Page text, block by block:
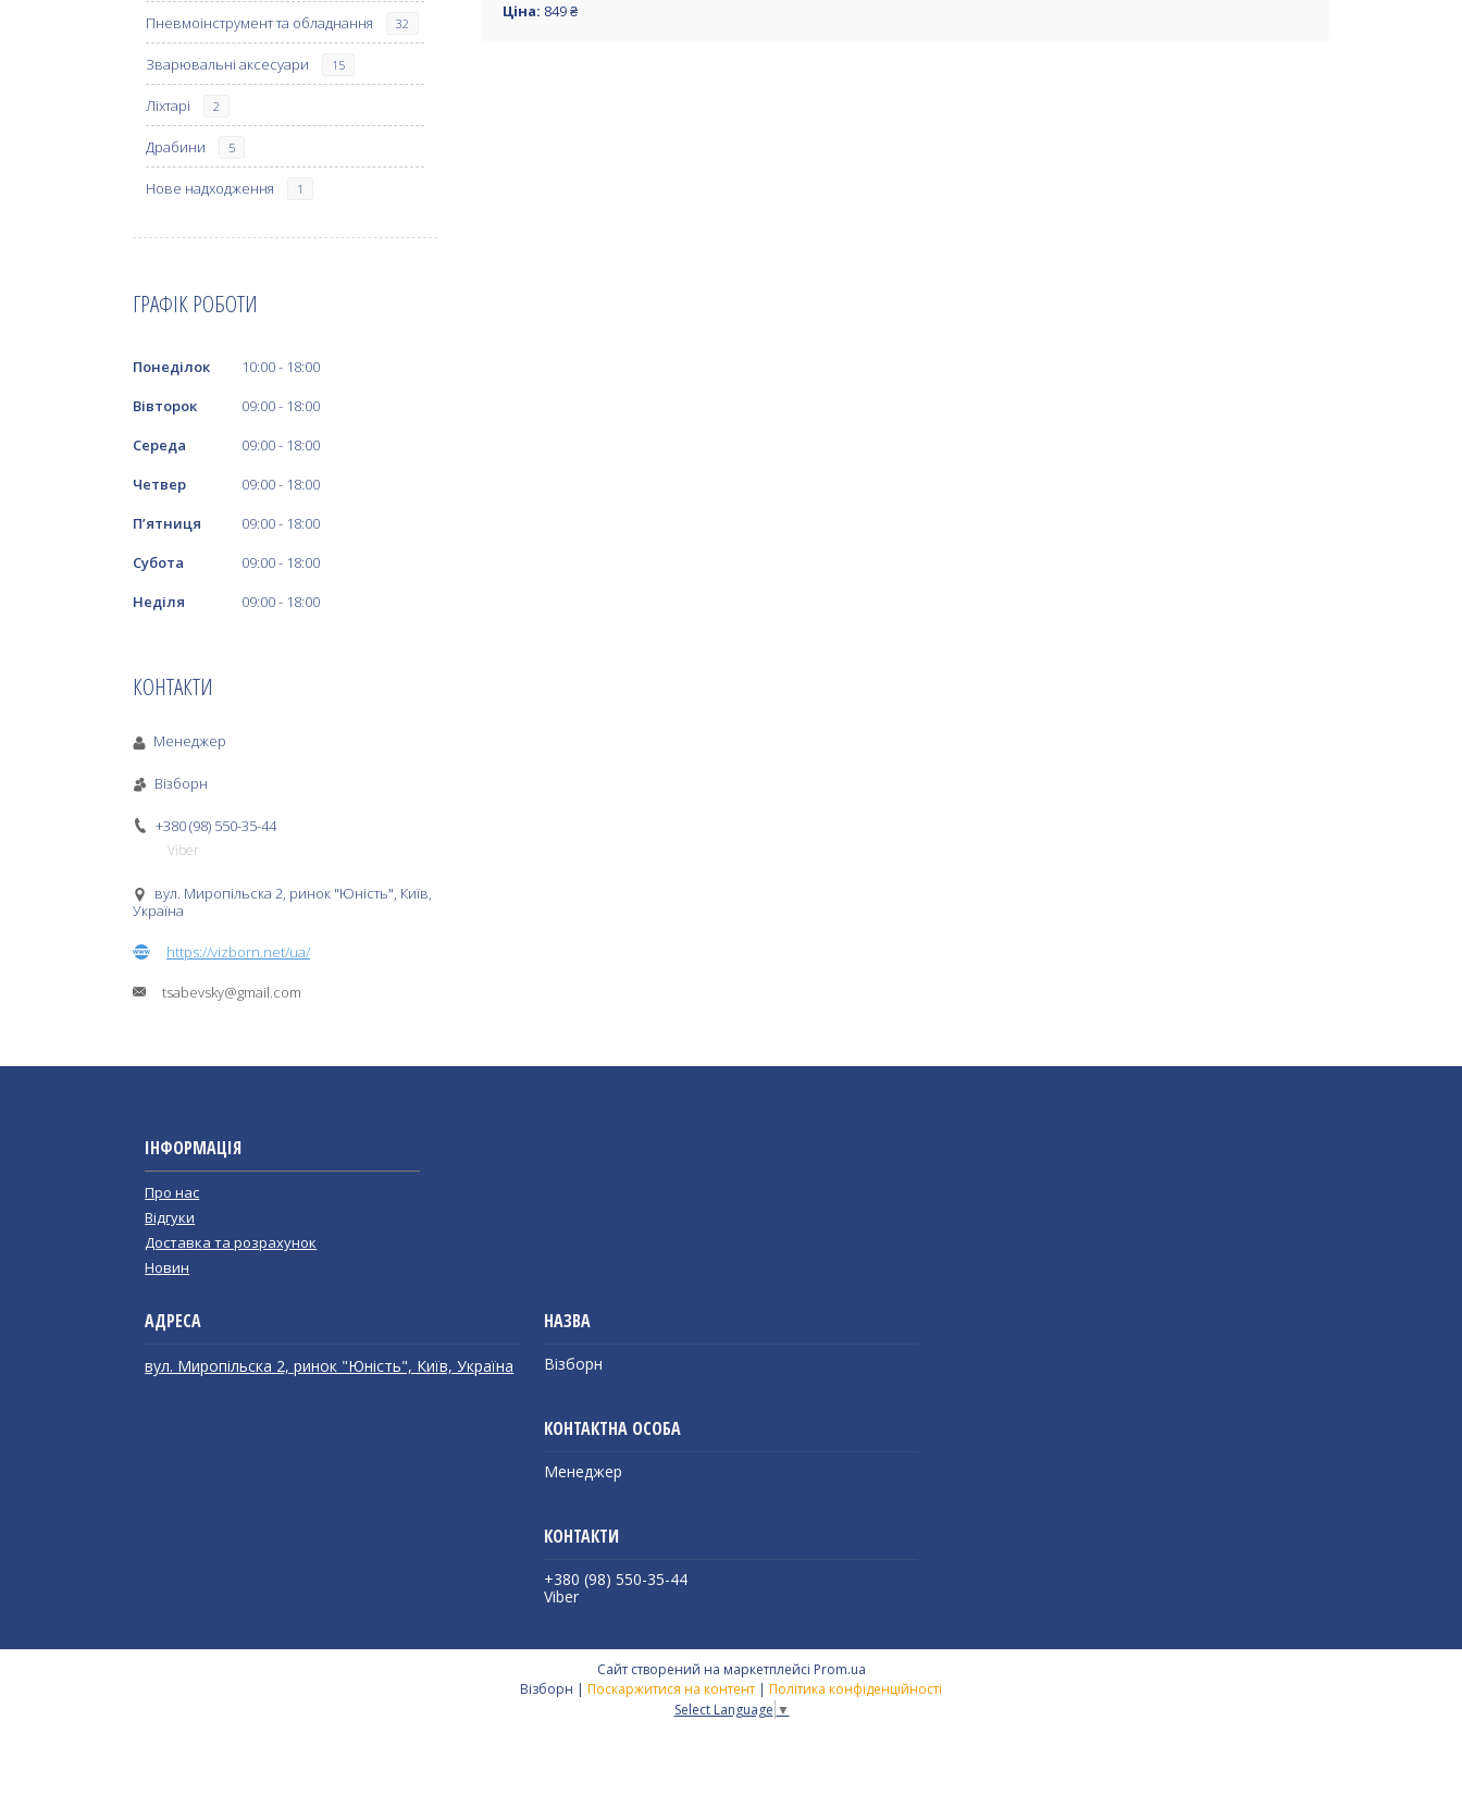
Ціна: 849 ₴
Пневмоінструмент та обладнання 32
Зварювальні аксесуари 15
Ліхтарі 2
Драбини 5
Нове надходження 1
ГРАФІК РОБОТИ
Понеділок 10:00
18:00
Вівторок
09:00
18:00
Середа
09:00
18:00
Четвер
09:00
18:00
Пʼятниця
09:00
18:00
Субота
09:00
18:00
Неділя
09:00 18:00
КОНТАКТИ
Менеджер
Візборн
+380 (98) 550-35-44
Viber
вул. Миропільска 2, ринок "Юність", Київ,
Україна
https://vizborn.net/ua/
tsabevsky@gmail.com
ІНФОРМАЦІЯ
Про нас
Відгуки
Доставка та розрахунок
Новин
вул. Миропільска 2, ринок "Юність", Київ, Україна Візборн
Менеджер
+380 (98) 550-35-44
Viber
Сайт створений на маркетплейсі Prom.ua
Візборн | Поскаржитися на контент | Політика конфіденційності
Select Language ▼